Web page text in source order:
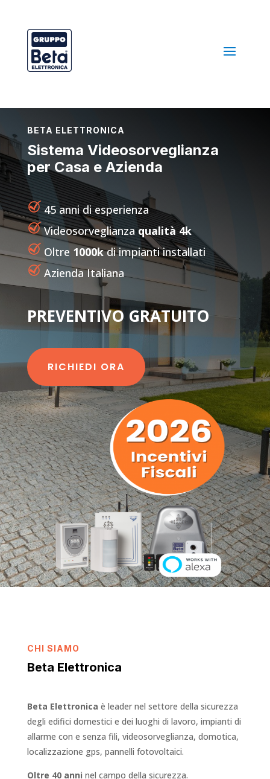
BETA ELETTRONICA
Sistema Videosorveglianza
per Casa e Azienda
45 anni di esperienza
Videosorveglianzaqualità 4k
Oltre 1000kdi impianti installati
Azienda Italiana
PREVENTIVO GRATUITO
RICHIEDI ORA
CHI SIAMO
Beta Elettronica
Beta Elettronica è leader nel settore della sicurezza
degli edifici domestici e dei luoghi di lavoro, impianti di
allarme con e senza fili, videosorveglianza, domotica,
localizzazione gps, pannelli fotovoltaici.
Oltre 40 anni nel campo della sicurezza.